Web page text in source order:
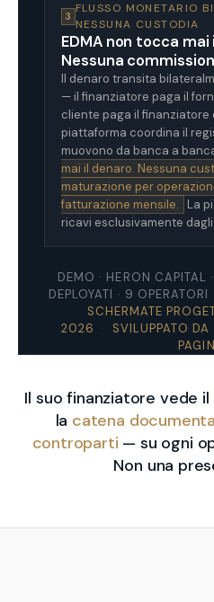
3
FLUSSO MONETARIO
NESSUNA CUSTODIA
EDMA non tocca mai
Nessuna
Il denaro transita
— il finanziatore paga il
cliente paga il finanziatore
piattaforma coordina il
muovono da banca a
mai il denaro. Nessuna
maturazione per
fatturazione mensile.
La
ricavi esclusivamente
DEMO · HERON CAPITAL
DEPLOYATI · 9 OPERATORI
SCHERMATE
2026
·
SVILUPPATO
Il suo finanziatore vede il
la catena
controparti — su ogni
Non una